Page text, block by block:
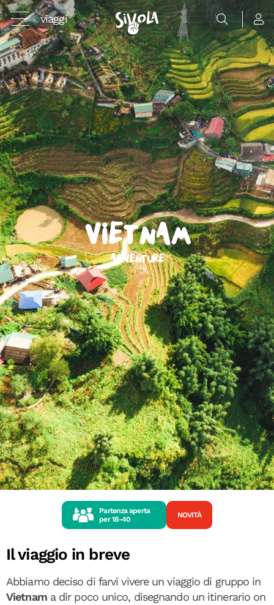
viaggi
Vietnam
Adventure
Partenza aperta
per18-40
NOVITÀ
Il viaggio in breve
Abbiamo deciso di farvi vivere un viaggio di gruppo in
Vietnam a dir poco unico, disegnando un itinerario on